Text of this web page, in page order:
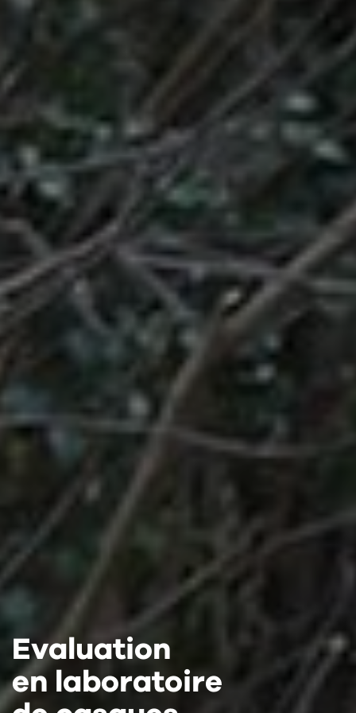
Evaluation
en laboratoire
Evaluation
en laboratoire
Evaluation
en laboratoire